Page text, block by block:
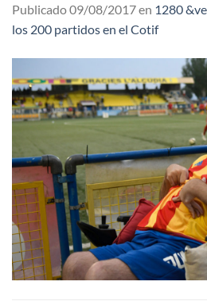
Publicado09/08/2017en 1280
los 200 partidos en el Cotif